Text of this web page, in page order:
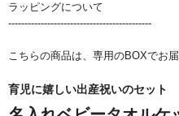
ラッピングについて
--------------------------------------------
こちらの商品は、専用のBOXでお届
育児に嬉しい出産祝いのセット